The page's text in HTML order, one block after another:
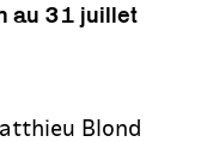
au 31 juillet
Blond